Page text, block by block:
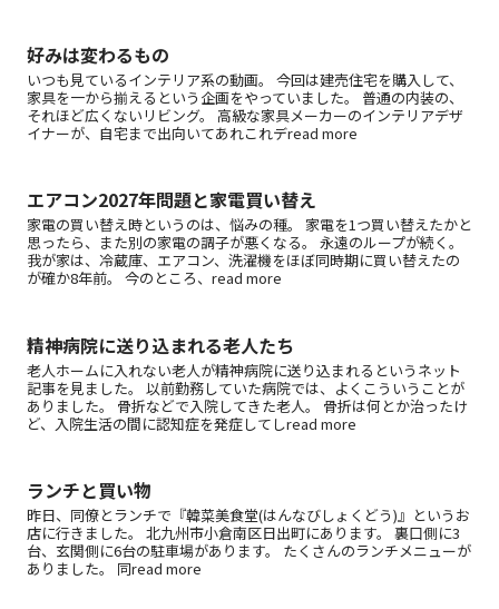
好みは変わるもの
いつも見ているインテリア系の動画。 今回は建売住宅を購入して、
家具を一から揃えるという企画をやっていました。 普通の内装の、
それほど広くないリビング。 高級な家具メーカーのインテリアデザ
イナーが、自宅まで出向いてあれこれデread more
エアコン2027年問題と家電買い替え
家電の買い替え時というのは、悩みの種。 家電を1つ買い替えたかと
思ったら、また別の家電の調子が悪くなる。 永遠のループが続く。
我が家は、冷蔵庫、エアコン、洗濯機をほぼ同時期に買い替えたの
が確か8年前。 今のところ、read more
精神病院に送り込まれる老人たち
老人ホームに入れない老人が精神病院に送り込まれるというネット
記事を見ました。 以前勤務していた病院では、よくこういうことが
ありました。 骨折などで入院してきた老人。 骨折は何とか治ったけ
ど、入院生活の間に認知症を発症してしread more
ランチと買い物
昨日、同僚とランチで『韓菜美食堂(はんなびしょくどう)』というお
店に行きました。 北九州市小倉南区日出町にあります。 裏口側に3
台、玄関側に6台の駐車場があります。 たくさんのランチメニューが
ありました。 同read more